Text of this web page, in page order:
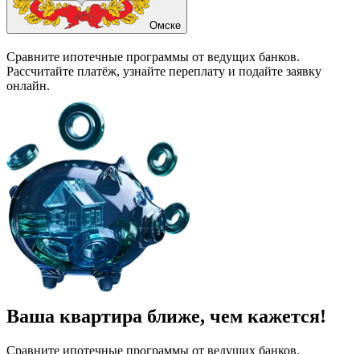
Омске
Сравните ипотечные программы от ведущих банков.
Рассчитайте платёж, узнайте переплату и подайте заявку
онлайн.
Ваша квартира ближе, чем кажется!
Сравните ипотечные программы от ведущих банков.